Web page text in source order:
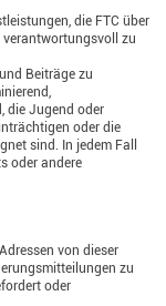
die FTC über
verantwortungsvoll zu
Beiträge zu
die Jugend oder
oder die
sind. In jedem Fall
oder andere
von dieser
zu
oder